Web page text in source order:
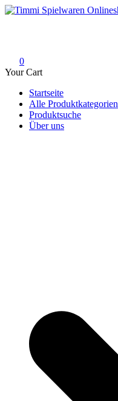
Skip
0
Your Cart
Startseite
Alle Produktkategorien
Produktsuche
Über uns